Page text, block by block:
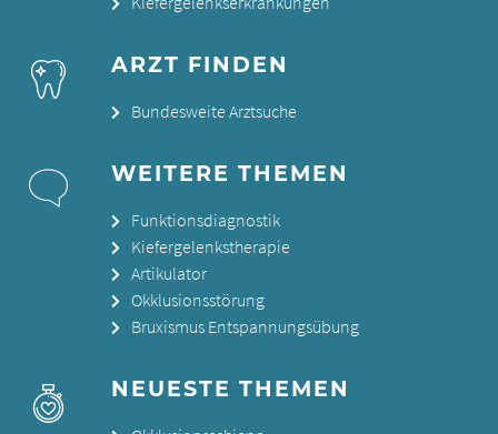
ARZT FINDEN
Bundesweite Arztsuche
WEITERE THEMEN
Funktionsdiagnostik
Kiefergelenkstherapie
Artikulator
Okklusionsstörung
Bruxismus Entspannungsübung
NEUESTE THEMEN